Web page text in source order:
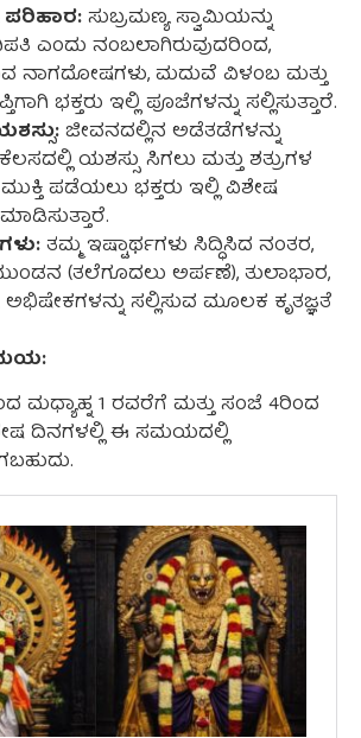
ಸುಬ್ರಮಣ್ಯ ಸ್ವಾಮಿಯನ್ನು
ಎಂದು ನಂಬಲಾಗಿರುವುದರಿಂದ,
ನಾಗದೋಷಗಳು, ಮದುವೆ ವಿಳಂಬ ಮತ್ತು
ಭಕ್ತರು ಇಲ್ಲಿ ಪೂಜೆಗಳನ್ನು ಸಲ್ಲಿಸುತ್ತಾರೆ.
ಜೀವನದಲ್ಲಿನ ಅಡೆತಡೆಗಳನ್ನು
ಯಶಸ್ಸು ಸಿಗಲು ಮತ್ತು ಶತ್ರುಗಳ
ಪಡೆಯಲು ಭಕ್ತರು ಇಲ್ಲಿ ವಿಶೇಷ
ತಮ್ಮ ಇಷ್ಟಾರ್ಥಗಳು ಸಿದ್ಧಿಸಿದ ನಂತರ,
(ತಲೆಗೂದಲು ಅರ್ಪಣೆ), ತುಲಾಭಾರ,
ಸಲ್ಲಿಸುವ ಮೂಲಕ ಕೃತಜ್ಞತೆ
ಮಧ್ಯಾಹ್ನ 1 ರವರೆಗೆ ಮತ್ತು ಸಂಜೆ 4ರಿಂದ
ದಿನಗಳಲ್ಲಿ ಈ ಸಮಯದಲ್ಲಿ